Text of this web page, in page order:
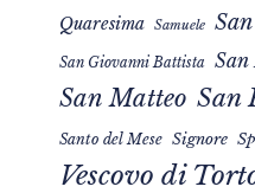
Quaresima Samuele
San Giovanni Battista San
San Matteo San
Santo del Mese Signore
Vescovo di